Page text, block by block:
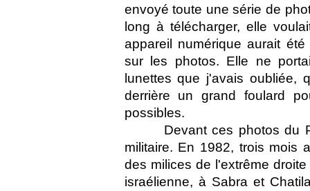
envoyé toute une série de
long à télécharger, elle
appareil numérique aurait
sur les photos. Elle ne
lunettes que j'avais oubliée,
derrière un grand foulard
possibles.
Devant ces photos du
militaire. En 1982, trois mois
des milices de l'extrême
israélienne, à Sabra et